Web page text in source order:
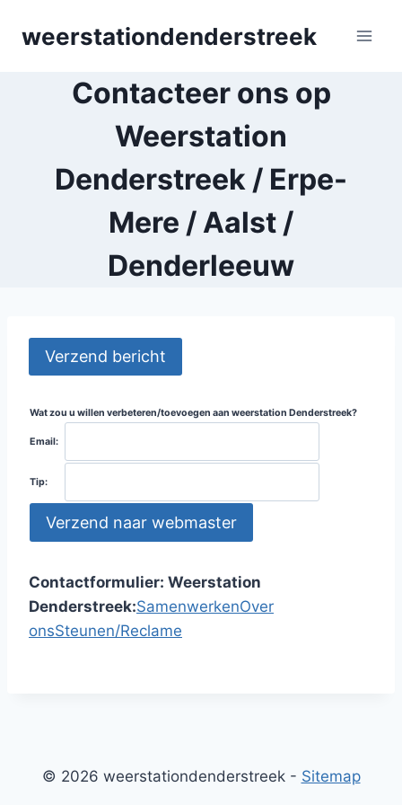
weerstationdenderstreek
Contacteer ons op
Weerstation
Denderstreek / Erpe-
Mere / Aalst /
Denderleeuw
Wat zou u willen verbeteren/toevoegen aan weerstation Denderstreek?
Email:
Tip:
Contactformulier: Weerstation
Denderstreek:SamenwerkenOver
onsSteunen/Reclame
© 2026 weerstationdenderstreek - Sitemap